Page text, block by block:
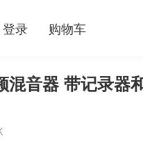
登录 购物车
音器 带记录器